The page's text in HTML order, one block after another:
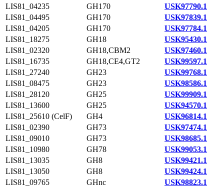
LIS81_04235
GH170
USK97790.1
LIS81_04495
GH170
USK97839.1
LIS81_04205
GH170
USK97784.1
LIS81_18275
GH18
USK95430.1
LIS81_02320
GH18,CBM2
USK97460.1
LIS81_16735
GH18,CE4,GT2
USK99597.1
LIS81_27240
GH23
USK99768.1
LIS81_08475
GH23
USK98586.1
LIS81_28120
GH25
USK99909.1
LIS81_13600
GH25
USK94570.1
LIS81_25610 (CelF)
GH4
USK96814.1
LIS81_02390
GH73
USK97474.1
LIS81_09010
GH73
USK98685.1
LIS81_10980
GH78
USK99053.1
LIS81_13035
GH8
USK99421.1
LIS81_13050
GH8
USK99424.1
LIS81_09765
GHnc
USK98823.1